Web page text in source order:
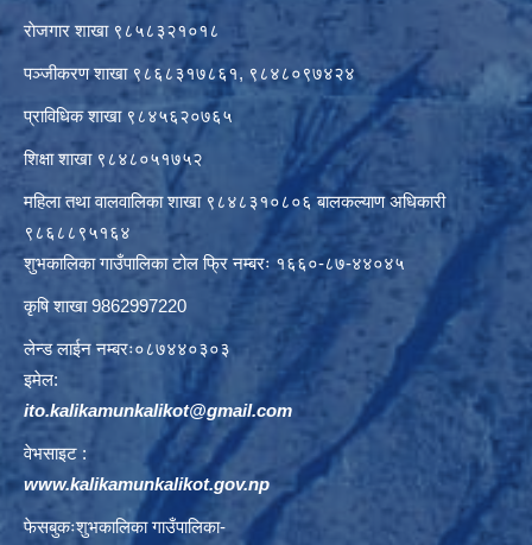
राेजगार शाखा ९८५८३२१०१८
पञ्जीकरण शाखा ९८६८३१७८६१, ९८४८०९७४२४
प्राविधिक शाखा ९८४५६२०७६५
शिक्षा शाखा ९८४८०५१७५२
महिला तथा वालवालिका शाखा ९८४८३१०८०६ बालकल्याण अधिकारी
९८६८८९५१६४
शुभकालिका गाउँपालिका टोल फ्रि नम्बरः १६६०-८७-४४०४५
कृषि शाखा 9862997220
लेन्ड लाईन नम्बरः०८७४४०३०३
इमेल:
ito.kalikamunkalikot@gmail.com
वेभसाइट :
www.kalikamunkalikot.gov.np
फेसबुकःशुभकालिका गाउँपालिका-